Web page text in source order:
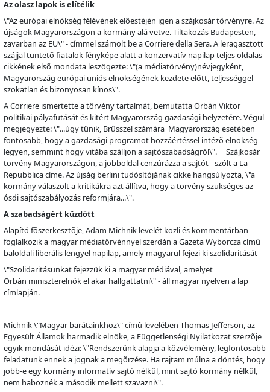
Az olasz lapok is elítélik
\"Az európai elnökség félévének elõestéjén igen a szájkosár törvényre. Az
újságok Magyarországon a kormány alá vetve. Tiltakozás Budapesten,
zavarban az EU\" - címmel számolt be a Corriere della Sera. A leragasztott
szájjal tüntetõ fiatalok fényképe alatt a konzervatív napilap teljes oldalas
cikkének elsõ mondata leszögezte: \"(a médiatörvény)névjegyként,
Magyarország európai uniós elnökségének kezdete elõtt, teljességgel
szokatlan és bizonyosan kínos\".
A Corriere ismertette a törvény tartalmát, bemutatta Orbán Viktor
politikai pályafutását és kitért Magyarország gazdasági helyzetére. Végül
megjegyezte: \"...úgy tûnik, Brüsszel számára Magyarország esetében
fontosabb, hogy a gazdasági programot hozzáértéssel intézõ elnökség
legyen, semmint hogy vitába szálljon a sajtószabadságról\". Szájkosár
törvény Magyarországon, a jobboldal cenzúrázza a sajtót - szólt a La
Repubblica címe. Az újság berlini tudósítójának cikke hangsúlyozta, \"a
kormány válaszolt a kritikákra azt állítva, hogy a törvény szükséges az
ósdi sajtószabályozás reformjára...\".
A szabadságért küzdött
Alapító fõszerkesztõje, Adam Michnik levelét közli és kommentárban
foglalkozik a magyar médiatörvénnyel szerdán a Gazeta Wyborcza címû
baloldali liberális lengyel napilap, amely magyarul fejezi ki szolidaritását
\"Szolidaritásunkat fejezzük ki a magyar médiával, amelyet
Orbán miniszterelnök el akar hallgattatni\" - áll magyar nyelven a lap
címlapján.
Michnik \"Magyar barátainkhoz\" címû levelében Thomas Jefferson, az
Egyesült Államok harmadik elnöke, a Függetlenségi Nyilatkozat szerzõje
egyik mondását idézi: \"Rendszerünk alapja a közvélemény, legfontosabb
feladatunk ennek a jognak a megõrzése. Ha rajtam múlna a döntés, hogy
jobb-e egy kormány informatív sajtó nélkül, mint sajtó kormány nélkül,
nem haboznék a második mellett szavazni\".